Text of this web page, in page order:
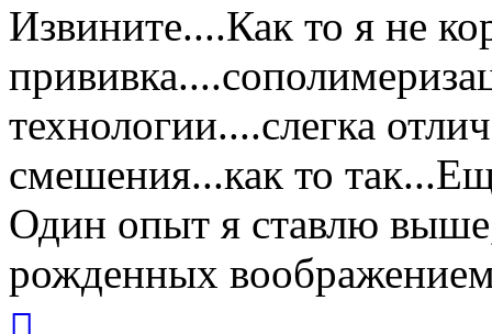
Извините....Как то я не
технологии....слегка
смешения...как то
Один опыт я ставлю
рожденных